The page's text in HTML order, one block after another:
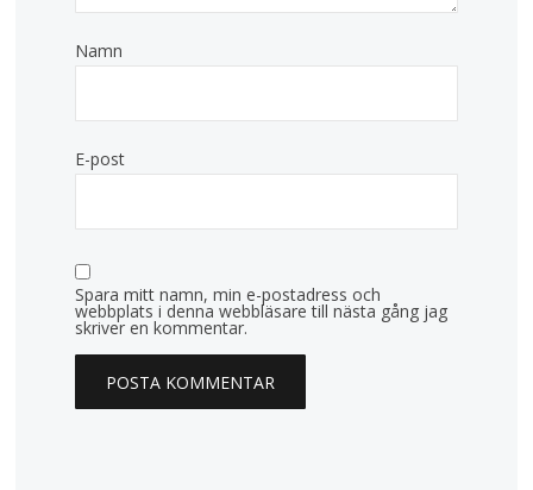
Namn
E-post
Spara mitt namn, min e-postadress och
webbplats i denna webbläsare till nästa gång jag
skriver en kommentar.